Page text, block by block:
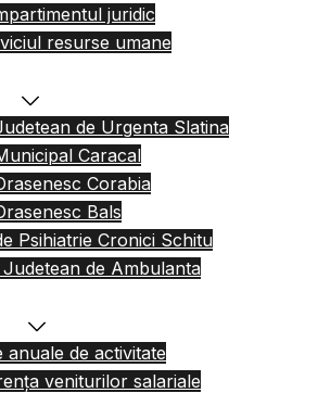
juridic
resurse umane
de Urgenta Slatina
Caracal
Corabia
Bals
Psihiatrie Cronici Schitu
de Ambulanta
anuale de activitate
veniturilor salariale